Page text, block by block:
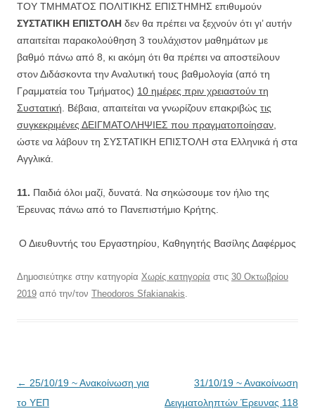
ΤΟΥ ΤΜΗΜΑΤΟΣ ΠΟΛΙΤΙΚΗΣ ΕΠΙΣΤΗΜΗΣ επιθυμούν
ΣΥΣΤΑΤΙΚΗ ΕΠΙΣΤΟΛΗ δεν θα πρέπει να ξεχνούν ότι γι’ αυτήν
απαιτείται παρακολούθηση 3 τουλάχιστον μαθημάτων με
βαθμό πάνω από 8, κι ακόμη ότι θα πρέπει να αποστείλουν
στον Διδάσκοντα την Αναλυτική τους βαθμολογία (από τη
Γραμματεία του Τμήματος) 10 ημέρες πριν χρειαστούν τη
Συστατική. Βέβαια, απαιτείται να γνωρίζουν επακριβώς τις
συγκεκριμένες ΔΕΙΓΜΑΤΟΛΗΨΙΕΣ που πραγματοποίησαν,
ώστε να λάβουν τη ΣΥΣΤΑΤΙΚΗ ΕΠΙΣΤΟΛΗ στα Ελληνικά ή στα
Αγγλικά.
11. Παιδιά όλοι μαζί, δυνατά. Να σηκώσουμε τον ήλιο της
Έρευνας πάνω από το Πανεπιστήμιο Κρήτης.
Ο Διευθυντής του Εργαστηρίου, Καθηγητής Βασίλης Δαφέρμος
Δημοσιεύτηκε στην κατηγορία Χωρίς κατηγορία στις 30 Οκτωβρίου
2019 από την/τον Theodoros Sfakianakis.
Πλοήγηση
άρθρων
← 25/10/19 ~ Ανακοίνωση για
το ΥΕΠ
31/10/19 ~ Ανακοίνωση
Δειγματοληπτών Έρευνας 118